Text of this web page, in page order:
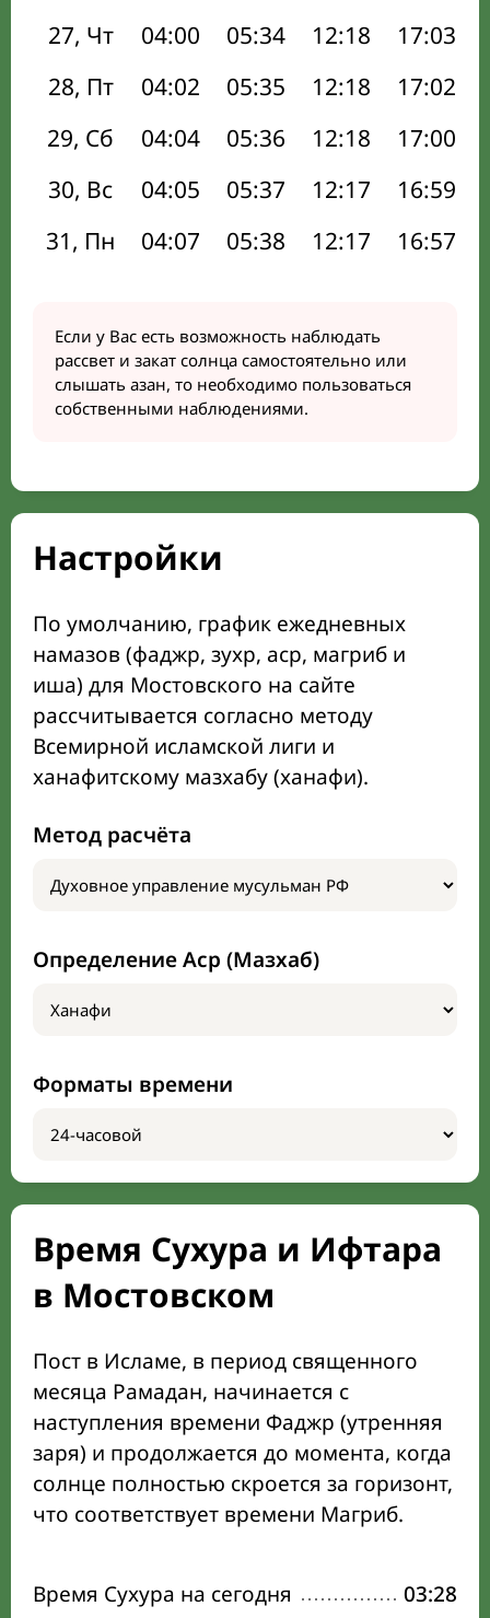
27, Чт
04:00 05:34 12:18 17:03
28, Пт
04:02 05:35 12:18 17:02
29, Сб
04:04 05:36 12:18 17:00
30, Вс
04:05 05:37 12:17 16:59
31, Пн
04:07 05:38 12:17 16:57
Если у Вас есть возможность наблюдать
рассвет и закат солнца самостоятельно или
слышать азан, то необходимо пользоваться
собственными наблюдениями.
Настройки
По умолчанию, график ежедневных
намазов (фаджр, зухр, аср, магриб и
иша) для Мостовского на сайте
рассчитывается согласно методу
Всемирной исламской лиги и
ханафитскому мазхабу (ханафи).
Метод расчёта
Определение Аср (Мазхаб)
Форматы времени
Время Сухура и Ифтара
в Мостовском
Пост в Исламе, в период священного
месяца Рамадан, начинается с
наступления времени Фаджр (утренняя
заря) и продолжается до момента, когда
солнце полностью скроется за горизонт,
что соответствует времени Магриб.
Время Сухура на сегодня 03:28